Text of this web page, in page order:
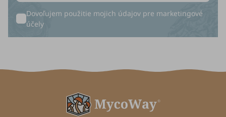
Dovoľujem použitie mojich údajov pre marketingové
účely